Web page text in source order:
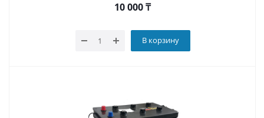
10 000₸
В корзину